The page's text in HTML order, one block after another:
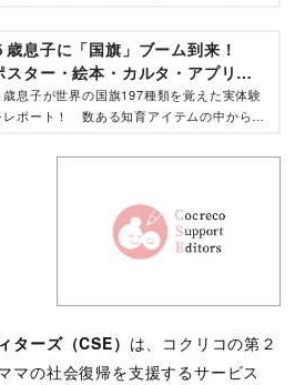
日のサポートが少し楽になりました。
歳息子に「国旗」ブーム到来！
スター・絵本・カルタ・アプリ…
世界の国旗197種類」を楽しく覚え
アイテム大公開！
歳息子が世界の国旗197種類を覚えた実体験
レポート！ 数ある知育アイテムの中から、
のリアルな反応とともにご紹介します。
ターズ（CSE） は、コクリコの第２
マの社会復帰を支援するサービス